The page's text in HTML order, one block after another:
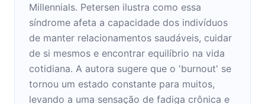
Millennials. Petersen ilustra como essa
síndrome afeta a capacidade dos indivíduos
de manter relacionamentos saudáveis, cuidar
de si mesmos e encontrar equilíbrio na vida
cotidiana. A autora sugere que o 'burnout' se
tornou um estado constante para muitos,
levando a uma sensação de fadiga crônica e